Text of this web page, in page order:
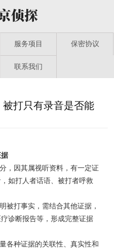
服务项目 保密协议
联系我们
打只有录音是否能
，因其属视听资料，有一定证
如打人者话语、被打者呼救
被打事实，需结合其他证据，
诊断报告等，形成完整证据
各种证据的关联性、真实性和